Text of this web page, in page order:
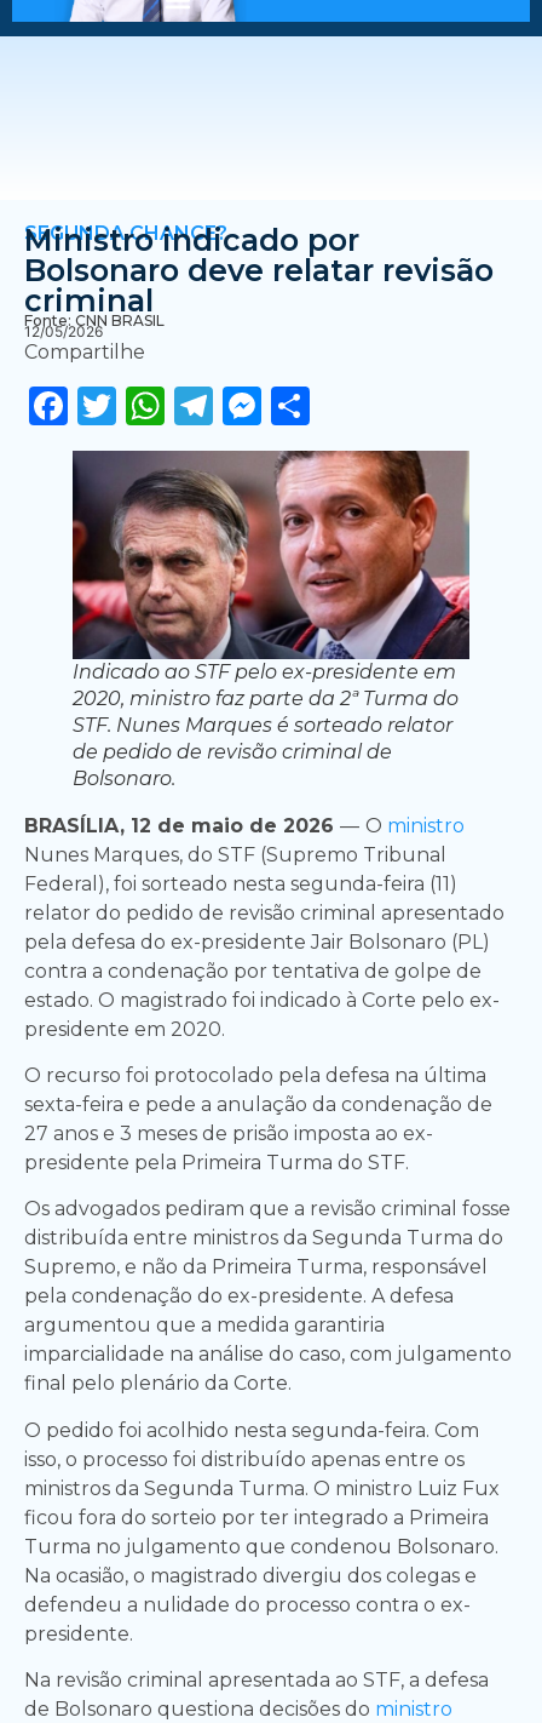
SEGUNDA CHANCE?
Ministro indicado por
Bolsonaro deve relatar revisão
criminal
Fonte: CNN BRASIL
12/05/2026
Compartilhe
Facebook
Twitter
WhatsApp
Telegram
Messenger
Indicado ao STF pelo ex-presidente em
2020, ministro faz parte da 2ª Turma do
STF. Nunes Marques é sorteado relator
de pedido de revisão criminal de
Bolsonaro.
BRASÍLIA, 12 de maio de 2026 — O ministro
Nunes Marques, do STF (Supremo Tribunal
Federal), foi sorteado nesta segunda-feira (11)
relator do pedido de revisão criminal apresentado
pela defesa do ex-presidente Jair Bolsonaro (PL)
contra a condenação por tentativa de golpe de
estado. O magistrado foi indicado à Corte pelo ex-
presidente em 2020.
O recurso foi protocolado pela defesa na última
sexta-feira e pede a anulação da condenação de
27 anos e 3 meses de prisão imposta ao ex-
presidente pela Primeira Turma do STF.
Os advogados pediram que a revisão criminal fosse
distribuída entre ministros da Segunda Turma do
Supremo, e não da Primeira Turma, responsável
pela condenação do ex-presidente. A defesa
argumentou que a medida garantiria
imparcialidade na análise do caso, com julgamento
final pelo plenário da Corte.
O pedido foi acolhido nesta segunda-feira. Com
isso, o processo foi distribuído apenas entre os
ministros da Segunda Turma. O ministro Luiz Fux
ficou fora do sorteio por ter integrado a Primeira
Turma no julgamento que condenou Bolsonaro.
Na ocasião, o magistrado divergiu dos colegas e
defendeu a nulidade do processo contra o ex-
presidente.
Na revisão criminal apresentada ao STF, a defesa
de Bolsonaro questiona decisões do ministro